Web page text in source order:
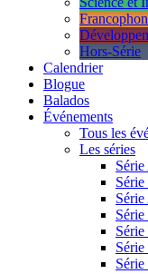
Hors-Série
Calendrier
Blogue
Balados
Événements
Tous les
Les séries